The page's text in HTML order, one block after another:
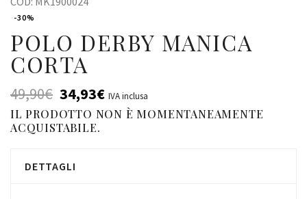
-30%
POLO DERBY MANICA
CORTA
49,90€ 34,93€ IVA inclusa
IL PRODOTTO NON È MOMENTANEAMENTE
ACQUISTABILE.
DETTAGLI